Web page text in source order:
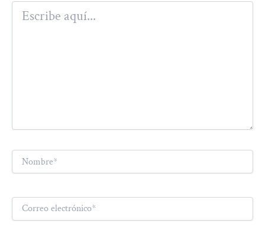
Escribe
aquí...
Nombre*
Correo
electrónico*